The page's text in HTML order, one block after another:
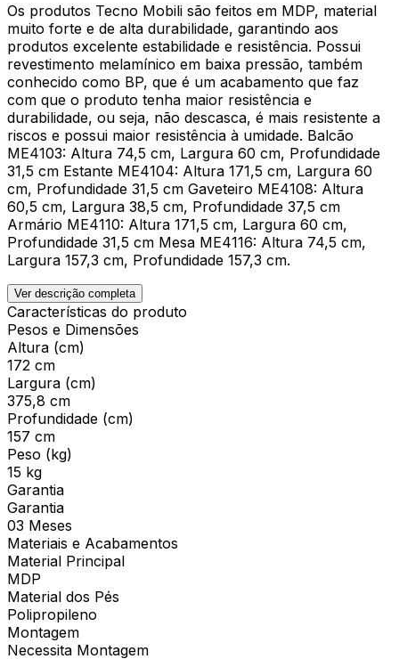
Os produtos Tecno Mobili são feitos em MDP, material
muito forte e de alta durabilidade, garantindo aos
produtos excelente estabilidade e resistência. Possui
revestimento melamínico em baixa pressão, também
conhecido como BP, que é um acabamento que faz
com que o produto tenha maior resistência e
durabilidade, ou seja, não descasca, é mais resistente a
riscos e possui maior resistência à umidade. Balcão
ME4103: Altura 74,5 cm, Largura 60 cm, Profundidade
31,5 cm Estante ME4104: Altura 171,5 cm, Largura 60
cm, Profundidade 31,5 cm Gaveteiro ME4108: Altura
60,5 cm, Largura 38,5 cm, Profundidade 37,5 cm
Armário ME4110: Altura 171,5 cm, Largura 60 cm,
Profundidade 31,5 cm Mesa ME4116: Altura 74,5 cm,
Largura 157,3 cm, Profundidade 157,3 cm.
Ver descrição completa
Características do produto
Pesos e Dimensões
Altura (cm)
172 cm
Largura (cm)
375,8 cm
Profundidade (cm)
157 cm
Peso (kg)
15 kg
Garantia
Garantia
03 Meses
Materiais e Acabamentos
Material Principal
MDP
Material dos Pés
Polipropileno
Montagem
Necessita Montagem